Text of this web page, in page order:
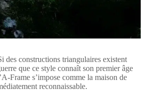
des constructions triangulaires existent
que ce style connaît son premier âge
Frame s’impose comme la maison de
reconnaissable.